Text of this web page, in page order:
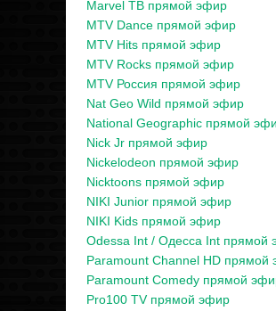
Marvel ТВ прямой эфир
MTV Dance прямой эфир
MTV Hits прямой эфир
MTV Rocks прямой эфир
MTV Россия прямой эфир
Nat Geo Wild прямой эфир
National Geographic прямой
Nick Jr прямой эфир
Nickelodeon прямой эфир
Nicktoons прямой эфир
NIKI Junior прямой эфир
NIKI Kids прямой эфир
Odessa Int / Одесса Int прямой
Paramount Channel HD прямой
Paramount Comedy прямой
Pro100 TV прямой эфир